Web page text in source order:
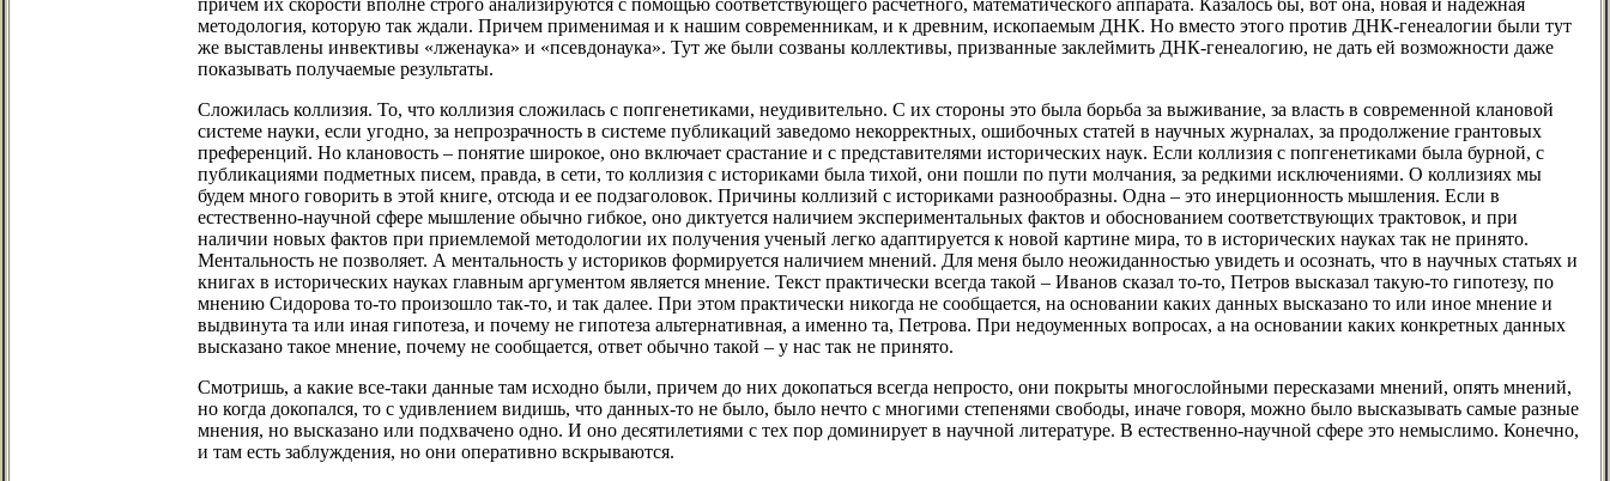
причем их скорости вполне строго анализируются с помощью соответствующего расчетного, математического аппарата. Казалось бы, вот она, новая и надежная
методология, которую так ждали. Причем применимая и к нашим современникам, и к древним, ископаемым ДНК. Но вместо этого против ДНК-генеалогии были тут
же выставлены инвективы «лженаука» и «псевдонаука». Тут же были созваны коллективы, призванные заклеймить ДНК-генеалогию, не дать ей возможности даже
показывать получаемые результаты.
Сложилась коллизия. То, что коллизия сложилась с попгенетиками, неудивительно. С их стороны это была борьба за выживание, за власть в современной клановой
системе науки, если угодно, за непрозрачность в системе публикаций заведомо некорректных, ошибочных статей в научных журналах, за продолжение грантовых
преференций. Но клановость – понятие широкое, оно включает срастание и с представителями исторических наук. Если коллизия с попгенетиками была бурной, с
публикациями подметных писем, правда, в сети, то коллизия с историками была тихой, они пошли по пути молчания, за редкими исключениями. О коллизиях мы
будем много говорить в этой книге, отсюда и ее подзаголовок. Причины коллизий с историками разнообразны. Одна – это инерционность мышления. Если в
естественно-научной сфере мышление обычно гибкое, оно диктуется наличием экспериментальных фактов и обоснованием соответствующих трактовок, и при
наличии новых фактов при приемлемой методологии их получения ученый легко адаптируется к новой картине мира, то в исторических науках так не принято.
Ментальность не позволяет. А ментальность у историков формируется наличием мнений. Для меня было неожиданностью увидеть и осознать, что в научных статьях и
книгах в исторических науках главным аргументом является мнение. Текст практически всегда такой – Иванов сказал то-то, Петров высказал такую-то гипотезу, по
мнению Сидорова то-то произошло так-то, и так далее. При этом практически никогда не сообщается, на основании каких данных высказано то или иное мнение и
выдвинута та или иная гипотеза, и почему не гипотеза альтернативная, а именно та, Петрова. При недоуменных вопросах, а на основании каких конкретных данных
высказано такое мнение, почему не сообщается, ответ обычно такой – у нас так не принято.
Смотришь, а какие все-таки данные там исходно были, причем до них докопаться всегда непросто, они покрыты многослойными пересказами мнений, опять мнений,
но когда докопался, то с удивлением видишь, что данных-то не было, было нечто с многими степенями свободы, иначе говоря, можно было высказывать самые разные
мнения, но высказано или подхвачено одно. И оно десятилетиями с тех пор доминирует в научной литературе. В естественно-научной сфере это немыслимо. Конечно,
и там есть заблуждения, но они оперативно вскрываются.